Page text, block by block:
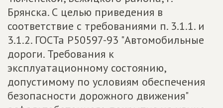
Брянска. С целью приведения в
соответствие с требованиями п. 3.1.1. и
3.1.2. ГОСТа Р50597-93 "Автомобильные
дороги. Требования к
эксплуатационному состоянию,
допустимому по условиям обеспечения
безопасности дорожного движения"